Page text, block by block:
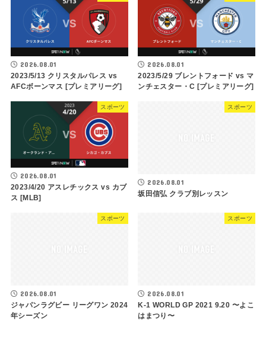
2026.08.01
2023/5/13 クリスタルパレス vs
AFCボーンマス [プレミアリーグ]
2026.08.01
2023/5/29 ブレントフォード vs マ
ンチェスター・C [プレミアリーグ]
スポーツ
2026.08.01
2023/4/20 アスレチックス vs カブ
ス [MLB]
スポーツ
2026.08.01
坂田信弘 クラブ別レッスン
スポーツ
2026.08.01
ジャパンラグビー リーグワン 2024
年シーズン
スポーツ
2026.08.01
K-1 WORLD GP 2021 9.20 〜よこ
はまつり〜